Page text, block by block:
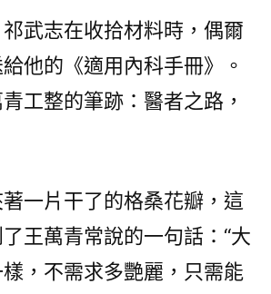
武志在收拾材料時，偶爾
他的《適用內科手冊》。
工整的筆跡：醫者之路，
一片干了的格桑花瓣，這
王萬青常說的一句話：“大
，不需求多艷麗，只需能